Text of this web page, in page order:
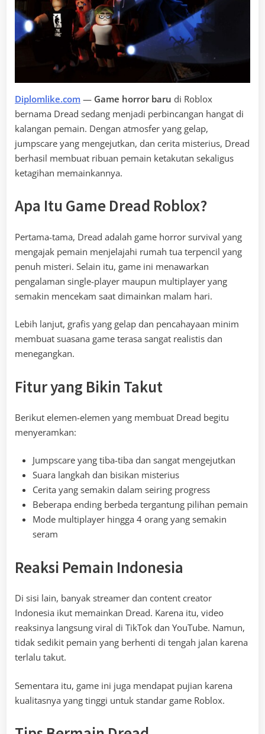
Diplomlike.com — Game horror baru di Roblox
bernama Dread sedang menjadi perbincangan hangat di
kalangan pemain. Dengan atmosfer yang gelap,
jumpscare yang mengejutkan, dan cerita misterius, Dread
berhasil membuat ribuan pemain ketakutan sekaligus
ketagihan memainkannya.
Apa Itu Game Dread Roblox?
Pertama-tama, Dread adalah game horror survival yang
mengajak pemain menjelajahi rumah tua terpencil yang
penuh misteri. Selain itu, game ini menawarkan
pengalaman single-player maupun multiplayer yang
semakin mencekam saat dimainkan malam hari.
Lebih lanjut, grafis yang gelap dan pencahayaan minim
membuat suasana game terasa sangat realistis dan
menegangkan.
Fitur yang Bikin Takut
Berikut elemen-elemen yang membuat Dread begitu
menyeramkan:
Jumpscare yang tiba-tiba dan sangat mengejutkan
Suara langkah dan bisikan misterius
Cerita yang semakin dalam seiring progress
Beberapa ending berbeda tergantung pilihan pemain
Mode multiplayer hingga 4 orang yang semakin
seram
Reaksi Pemain Indonesia
Di sisi lain, banyak streamer dan content creator
Indonesia ikut memainkan Dread. Karena itu, video
reaksinya langsung viral di TikTok dan YouTube. Namun,
tidak sedikit pemain yang berhenti di tengah jalan karena
terlalu takut.
Sementara itu, game ini juga mendapat pujian karena
kualitasnya yang tinggi untuk standar game Roblox.